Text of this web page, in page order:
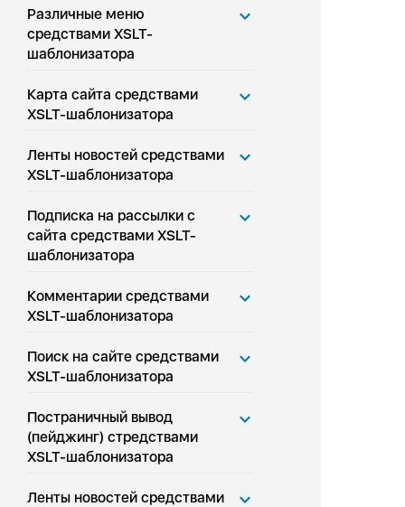
Различные меню
средствами XSLT-
шаблонизатора
Карта сайта средствами
XSLT-шаблонизатора
Ленты новостей средствами
XSLT-шаблонизатора
Подписка на рассылки с
сайта средствами XSLT-
шаблонизатора
Комментарии средствами
XSLT-шаблонизатора
Поиск на сайте средствами
XSLT-шаблонизатора
Постраничный вывод
(пейджинг) стредствами
XSLT-шаблонизатора
Ленты новостей средствами